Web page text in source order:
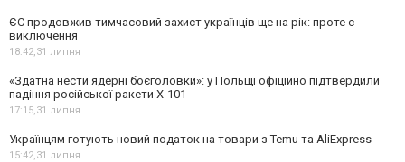
ЄС продовжив тимчасовий захист українців ще на рік: проте є
виключення
18:42,31 липня
«Здатна нести ядерні боєголовки»: у Польщі офіційно підтвердили
падіння російської ракети Х-101
17:15,31 липня
Українцям готують новий податок на товари з Temu та AliExpress
15:42,31 липня